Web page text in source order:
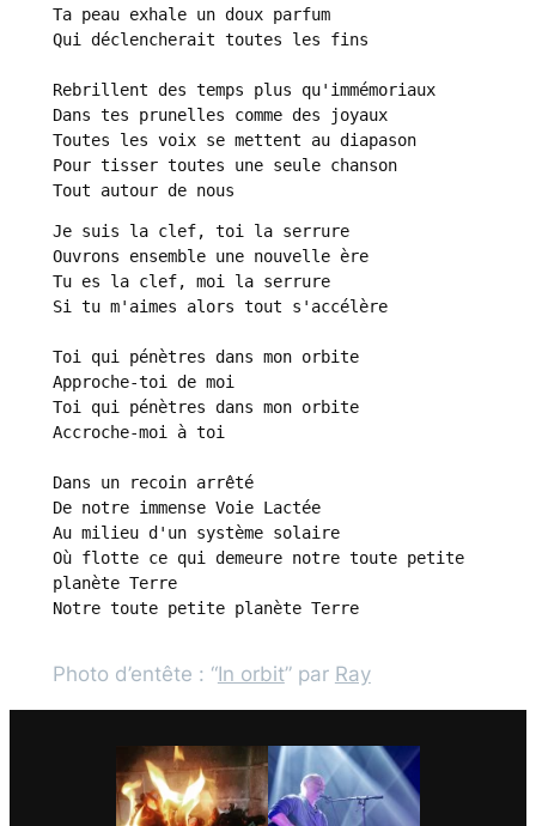
Ta peau exhale un doux parfum
Qui déclencherait toutes les fins
Rebrillent des temps plus qu'immémoriaux
Dans tes prunelles comme des joyaux
Toutes les voix se mettent au diapason
Pour tisser toutes une seule chanson
Tout autour de nous
Je suis la clef, toi la serrure
Ouvrons ensemble une nouvelle ère
Tu es la clef, moi la serrure
Si tu m'aimes alors tout s'accélère
Toi qui pénètres dans mon orbite
Approche-toi de moi
Toi qui pénètres dans mon orbite
Accroche-moi à toi
Dans un recoin arrêté
De notre immense Voie Lactée
Au milieu d'un système solaire
Où flotte ce qui demeure notre toute petite
planète Terre
Notre toute petite planète Terre
Photo d’entête : “In orbit” par Ray